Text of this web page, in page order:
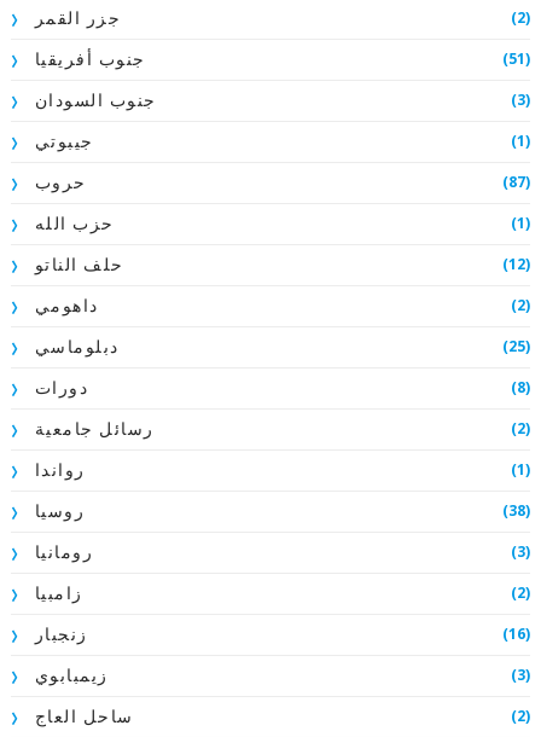
جزر القمر (2)
جنوب أفريقيا (51)
جنوب السودان (3)
جيبوتي (1)
حروب (87)
حزب الله (1)
حلف الناتو (12)
داهومي (2)
دبلوماسي (25)
دورات (8)
رسائل جامعية (2)
رواندا (1)
روسيا (38)
رومانيا (3)
زامبيا (2)
زنجبار (16)
زيمبابوي (3)
ساحل العاج (2)